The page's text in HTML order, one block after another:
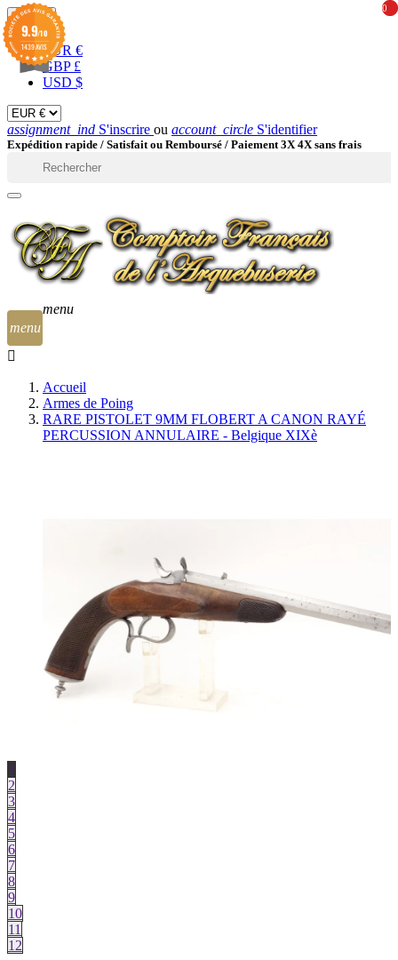
EUR 
EUR €
GBP £
USD $
assignment_ind S'inscrire ou account_circle S'identifier
Expédition rapide / Satisfait ou Remboursé / Paiement 3X 4X sans frais
menu
0
0
menu
Accueil
Armes de Poing
RARE PISTOLET 9MM FLOBERT A CANON RAYÉ
PERCUSSION ANNULAIRE - Belgique XIXè
1
2
3
4
5
6
7
8
9
10
11
12
9.9/10
1439 AVIS